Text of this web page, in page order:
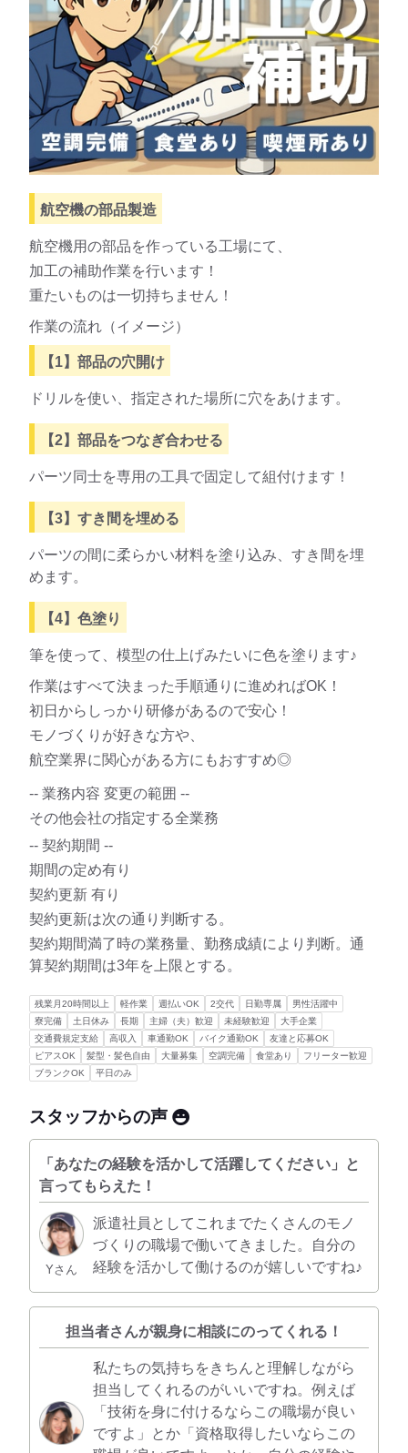
航空機の部品製造
航空機用の部品を作っている工場にて、
加工の補助作業を行います！
重たいものは一切持ちません！
作業の流れ（イメージ）
【1】部品の穴開け
ドリルを使い、指定された場所に穴をあけます。
【2】部品をつなぎ合わせる
パーツ同士を専用の工具で固定して組付けます！
【3】すき間を埋める
パーツの間に柔らかい材料を塗り込み、すき間を埋
めます。
【4】色塗り
筆を使って、模型の仕上げみたいに色を塗ります♪
作業はすべて決まった手順通りに進めればOK！
初日からしっかり研修があるので安心！
モノづくりが好きな方や、
航空業界に関心がある方にもおすすめ◎
-- 業務内容 変更の範囲 --
その他会社の指定する全業務
-- 契約期間 --
期間の定め有り
契約更新 有り
契約更新は次の通り判断する。
契約期間満了時の業務量、勤務成績により判断。通
算契約期間は3年を上限とする。
残業月20時間以上 軽作業 週払いOK 2交代 日勤専属
男性活躍中
寮完備
土日休み 長期 主婦（夫）歓迎 未経験歓迎
大手企業
交通費規定支給
高収入 車通勤OK バイク通勤OK
友達と応募OK
ピアスOK
髪型・髪色自由 大量募集 空調完備 食堂あり
フリーター歓迎
ブランクOK
平日のみ
スタッフからの声
「あなたの経験を活かして活躍してください」と
言ってもらえた！
Yさん
派遣社員としてこれまでたくさんのモノ
づくりの職場で働いてきました。自分の
経験を活かして働けるのが嬉しいですね♪
担当者さんが親身に相談にのってくれる！
私たちの気持ちをきちんと理解しながら
担当してくれるのがいいですね。例えば
「技術を身に付けるならこの職場が良い
ですよ」とか「資格取得したいならこの